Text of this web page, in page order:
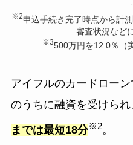
※2申込手続き完了時点から計
審査状況など
※3500万円を12.0％（
アイフルのカードロー
のうちに融資を受けられ
までは最短18分※2。